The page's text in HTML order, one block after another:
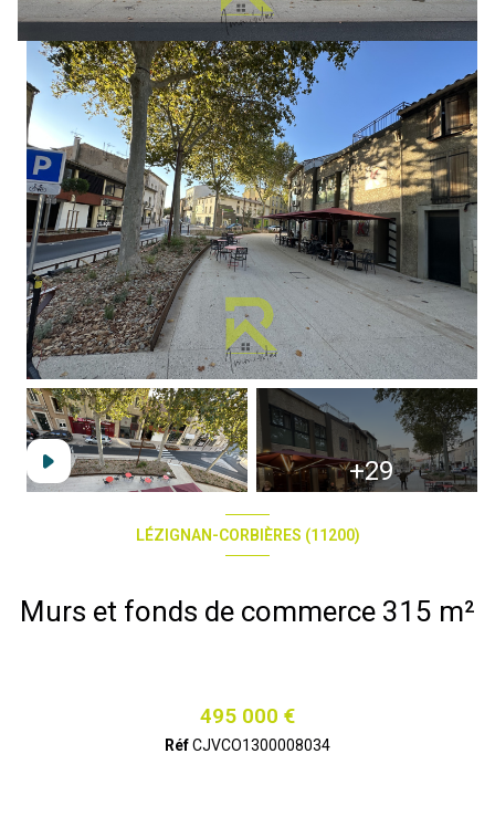
+29
LÉZIGNAN-CORBIÈRES (11200)
Murs et fonds de commerce 315 m²
495 000 €
RéfCJVCO1300008034